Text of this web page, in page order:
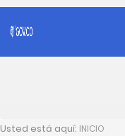
Usted está aquí: INICIO